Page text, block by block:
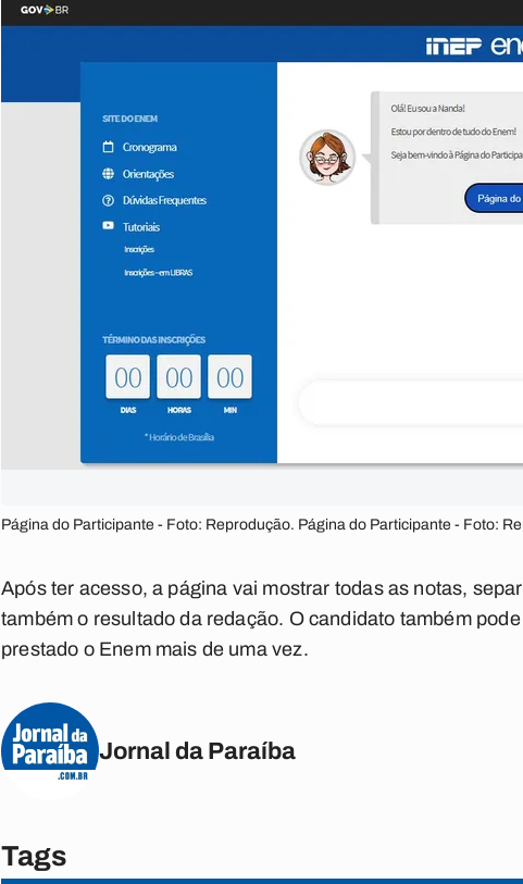
Página do Participante - Foto: Reprodução. Página do Participante - Foto:
Após ter acesso, a página vai mostrar todas as notas,
também o resultado da redação. O candidato também
prestado o Enem mais de uma vez.
Jornal da Paraíba
Tags